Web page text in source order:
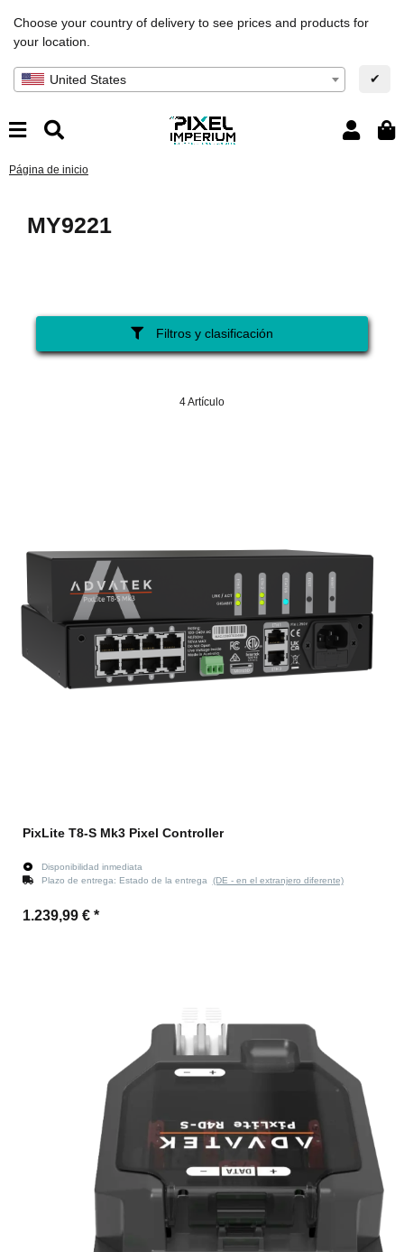
Choose your country of delivery to see prices and products for
your location.
United States ✔
Página de inicio
MY9221
Filtros y clasificación
4 Artículo
PixLite T8-S Mk3 Pixel Controller
Disponibilidad inmediata
Plazo de entrega: Estado de la entrega (DE - en el extranjero diferente)
1.239,99 € *